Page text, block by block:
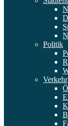
Politik
Verkehr